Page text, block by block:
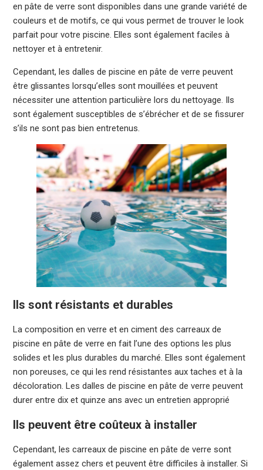
en pâte de verre sont disponibles dans une grande variété de
couleurs et de motifs, ce qui vous permet de trouver le look
parfait pour votre piscine. Elles sont également faciles à
nettoyer et à entretenir.
Cependant, les dalles de piscine en pâte de verre peuvent
être glissantes lorsqu’elles sont mouillées et peuvent
nécessiter une attention particulière lors du nettoyage. Ils
sont également susceptibles de s’ébrécher et de se fissurer
s’ils ne sont pas bien entretenus.
Ils sont résistants et durables
La composition en verre et en ciment des carreaux de
piscine en pâte de verre en fait l’une des options les plus
solides et les plus durables du marché. Elles sont également
non poreuses, ce qui les rend résistantes aux taches et à la
décoloration. Les dalles de piscine en pâte de verre peuvent
durer entre dix et quinze ans avec un entretien approprié
Ils peuvent être coûteux à installer
Cependant, les carreaux de piscine en pâte de verre sont
également assez chers et peuvent être difficiles à installer. Si